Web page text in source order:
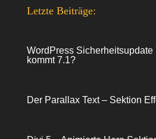
Letzte Beiträge:
WordPress Sicherheitsupdate
kommt 7.1?
Der Parallax Text – Sektion